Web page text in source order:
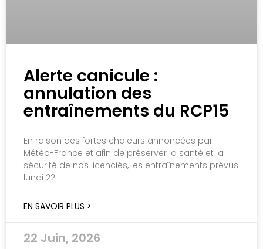
Alerte canicule :
annulation des
entraînements du RCP15
En raison des fortes chaleurs annoncées par
Météo-France et afin de préserver la santé et la
sécurité de nos licenciés, les entraînements prévus
lundi 22
EN SAVOIR PLUS >
22 Juin, 2026